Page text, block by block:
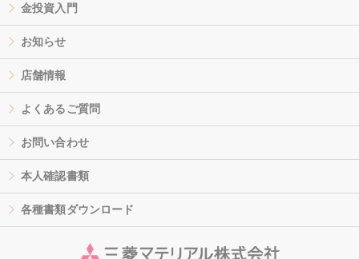
金投資入門
お知らせ
店舗情報
よくあるご質問
お問い合わせ
本人確認書類
各種書類ダウンロード